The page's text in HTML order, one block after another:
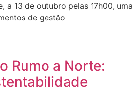
a 13 de outubro pelas 17h00, uma
de gestão
Rumo a Norte: